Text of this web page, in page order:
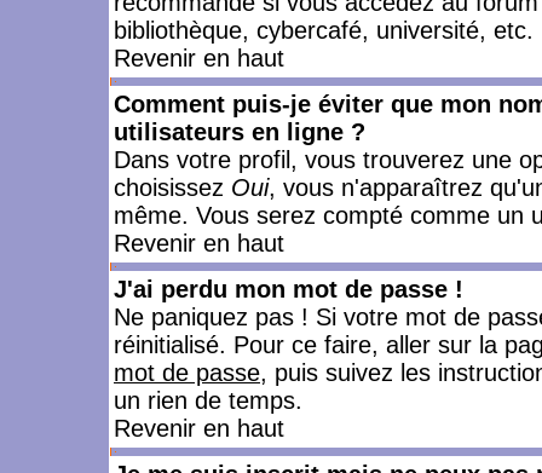
bibliothèque, cybercafé, université, etc.
Revenir en haut
Comment puis-je éviter que mon
utilisateurs en ligne ?
Dans votre profil, vous trouverez une
choisissez Oui, vous n'apparaîtrez
même. Vous serez compté comme un
Revenir en haut
J'ai perdu mon mot de passe !
Ne paniquez pas ! Si votre mot de
réinitialisé. Pour ce faire, aller sur la
mot de passe, puis suivez les
un rien de temps.
Revenir en haut